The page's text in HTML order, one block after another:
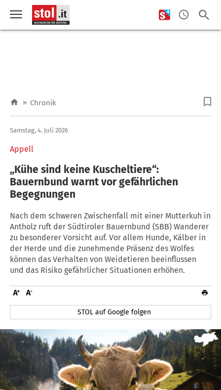
» Chronik
Appell
Samstag, 4. Juli 2026
„Kühe sind keine Kuscheltiere“:
Bauernbund warnt vor gefährlichen
Begegnungen
Nach dem schweren Zwischenfall mit einer Mutterkuh in
Antholz ruft der Südtiroler Bauernbund (SBB) Wanderer
zu besonderer Vorsicht auf. Vor allem Hunde, Kälber in
der Herde und die zunehmende Präsenz des Wolfes
können das Verhalten von Weidetieren beeinflussen
und das Risiko gefährlicher Situationen erhöhen.
STOL auf Google folgen